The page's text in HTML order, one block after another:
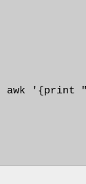
'{print